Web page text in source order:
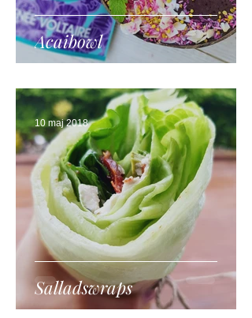
Acaibowl
Salladswraps
10 maj 2018